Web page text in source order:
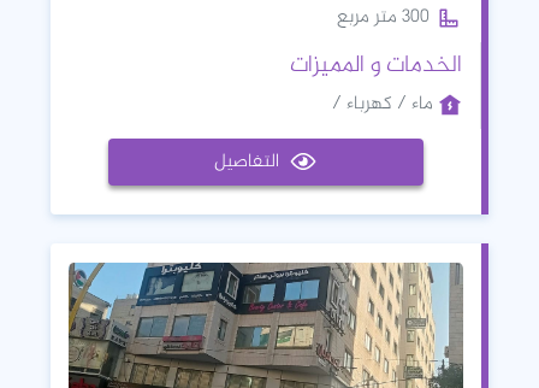
300 متر مربع
الخدمات و المميزات
ماء / كهرباء /
التفاصيل